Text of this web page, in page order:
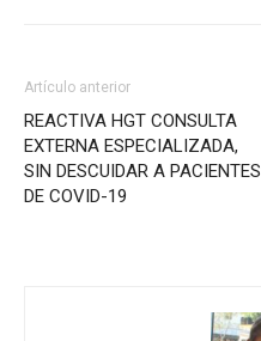
Artículo anterior
REACTIVA HGT CONSULTA
EXTERNA ESPECIALIZADA,
SIN DESCUIDAR A PACIENTES
DE COVID-19